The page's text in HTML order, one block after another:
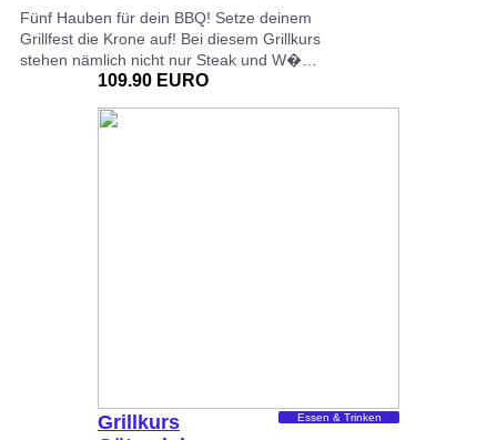
Fünf Hauben für dein BBQ! Setze deinem
Grillfest die Krone auf! Bei diesem Grillkurs
stehen nämlich nicht nur Steak und W�…
109.90 EURO
Grillkurs
Essen & Trinken